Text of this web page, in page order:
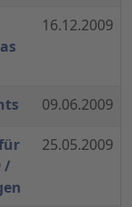
16.12.2009
09.06.2009
/
25.05.2009